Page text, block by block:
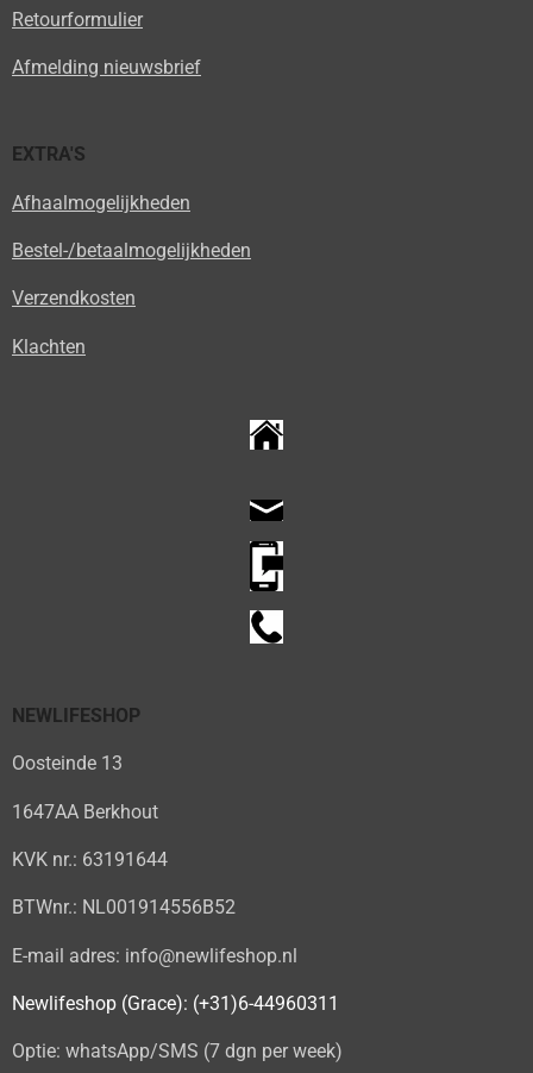
Retourformulier
Afmelding nieuwsbrief
EXTRA'S
Afhaalmogelijkheden
Bestel-/betaalmogelijkheden
Verzendkosten
Klachten
NEWLIFESHOP
Oosteinde 13
1647AA Berkhout
KVK nr.: 63191644
BTWnr.: NL001914556B52
E-mail adres: info@newlifeshop.nl
Newlifeshop (Grace): (+31)6-44960311
Optie: whatsApp/SMS (7 dgn per week)